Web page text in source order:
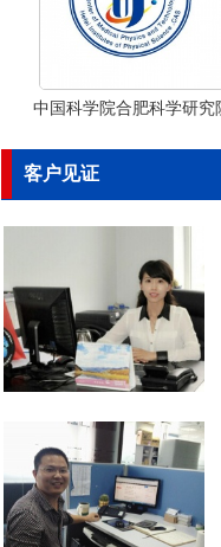
中国科学院合肥科学研究
客户见证